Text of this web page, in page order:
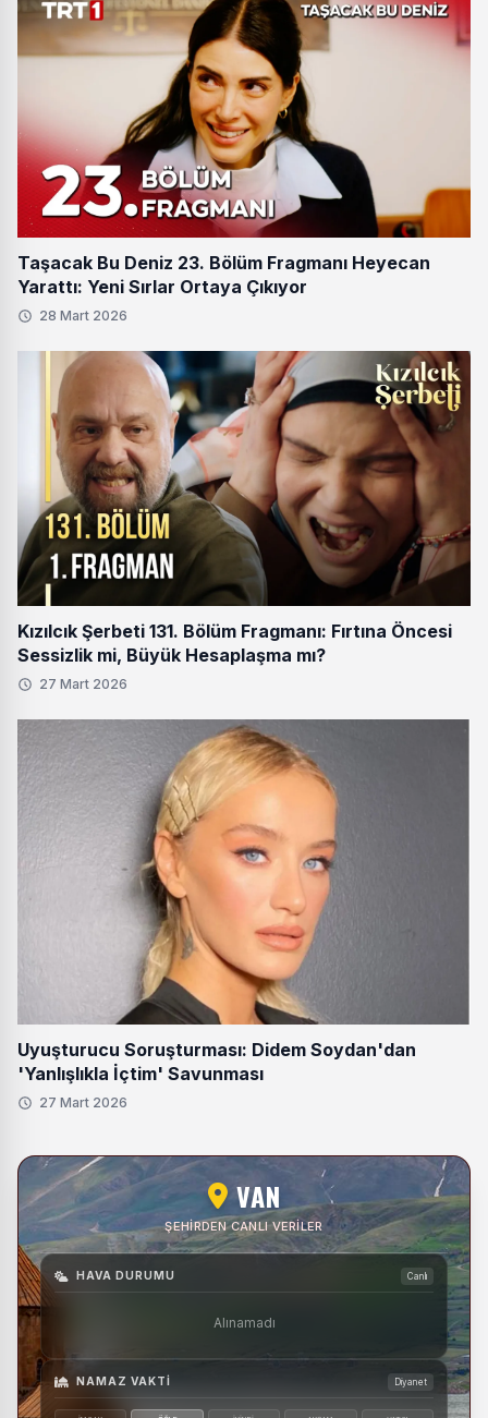
Taşacak Bu Deniz 23. Bölüm Fragmanı Heyecan
Yarattı: Yeni Sırlar Ortaya Çıkıyor
28 Mart 2026
Kızılcık Şerbeti 131. Bölüm Fragmanı: Fırtına Öncesi
Sessizlik mi, Büyük Hesaplaşma mı?
27 Mart 2026
Uyuşturucu Soruşturması: Didem Soydan'dan
'Yanlışlıkla İçtim' Savunması
27 Mart 2026
VAN
ŞEHIRDEN CANLI VERILER
HAVA DURUMU Canlı
Alınamadı
NAMAZ VAKTI Diyanet